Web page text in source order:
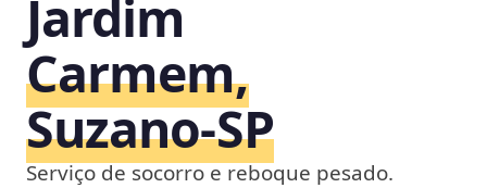
Jardim
Carmem,
Suzano‑SP
Serviço de socorro e reboque pesado.